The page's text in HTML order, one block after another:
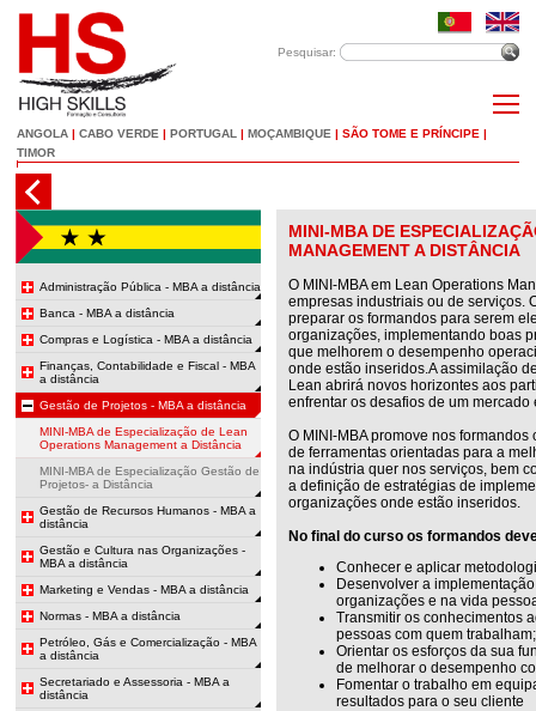
Pesquisar:
ANGOLA | CABO VERDE | PORTUGAL | MOÇAMBIQUE | SÃO TOME E PRÍNCIPE |
TIMOR
Administração Pública - MBA a distância
Banca - MBA a distância
Compras e Logística - MBA a distância
Finanças, Contabilidade e Fiscal - MBA
a distância
Gestão de Projetos - MBA a distância
MINI-MBA de Especialização de Lean
Operations Management a Distância
MINI-MBA de Especialização Gestão de
Projetos- a Distância
Gestão de Recursos Humanos - MBA a
distância
Gestão e Cultura nas Organizações -
MBA a distância
Marketing e Vendas - MBA a distância
Normas - MBA a distância
Petróleo, Gás e Comercialização - MBA
a distância
Secretariado e Assessoria - MBA a
distância
MINI-MBA DE
MANAGEMENT A DISTÂNCIA
O MINI-MBA em Lean Operations
empresas industriais ou de serviços.
preparar os formandos para serem
organizações, implementando boas
que melhorem o desempenho
onde estão inseridos.A assimilação
Lean abrirá novos horizontes aos
enfrentar os desafios de um
O MINI-MBA promove nos
de ferramentas orientadas para a
na indústria quer nos serviços, bem
a definição de estratégias de
organizações onde estão inseridos.
No final do curso os formandos
Conhecer e aplicar
Desenvolver a
organizações e na vida
Transmitir os conhecimentos
pessoas com quem trabalham;
Orientar os esforços da sua
de melhorar o desempenho
Fomentar o trabalho em
resultados para o seu cliente